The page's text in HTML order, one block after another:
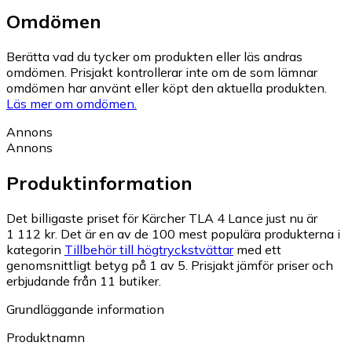
Omdömen
Berätta vad du tycker om produkten eller läs andras
omdömen. Prisjakt kontrollerar inte om de som lämnar
omdömen har använt eller köpt den aktuella produkten.
Läs mer om omdömen.
Annons
Annons
Produktinformation
Det billigaste priset för Kärcher TLA 4 Lance just nu är
1 112 kr. Det är en av de 100 mest populära produkterna i
kategorin Tillbehör till högtryckstvättarmed ett
genomsnittligt betyg på 1 av 5. Prisjakt jämför priser och
erbjudande från 11 butiker.
Grundläggande information
Produktnamn